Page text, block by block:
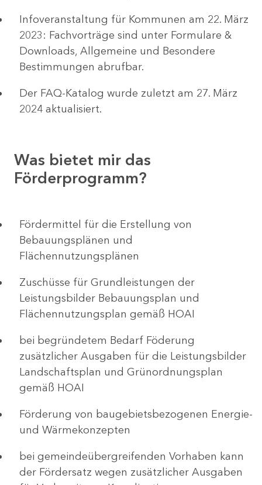
Infoveranstaltung für Kommunen am 22. März
2023: Fachvorträge sind unter Formulare &
Downloads, Allgemeine und Besondere
Bestimmungen abrufbar.
Der FAQ-Katalog wurde zuletzt am 27. März
2024 aktualisiert.
Was bietet mir das
Förderprogramm?
Fördermittel für die Erstellung von
Bebauungsplänen und
Flächennutzungsplänen
Zuschüsse für Grundleistungen der
Leistungsbilder Bebauungsplan und
Flächennutzungsplan gemäß HOAI
bei begründetem Bedarf Föderung
zusätzlicher Ausgaben für die Leistungsbilder
Landschaftsplan und Grünordnungsplan
gemäß HOAI
Förderung von baugebietsbezogenen Energie-
und Wärmekonzepten
bei gemeindeübergreifenden Vorhaben kann
der Fördersatz wegen zusätzlicher Ausgaben